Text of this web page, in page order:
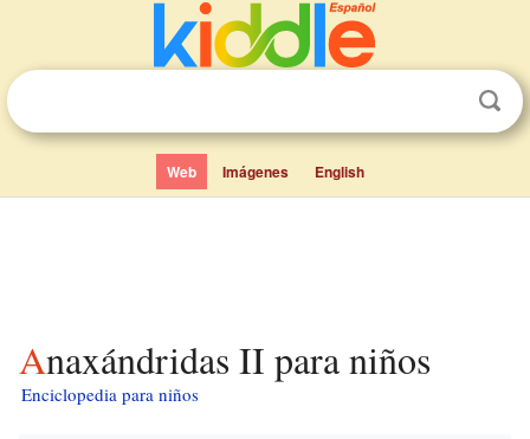
Web Imágenes English
Anaxándridas II para niños
Enciclopedia para niños